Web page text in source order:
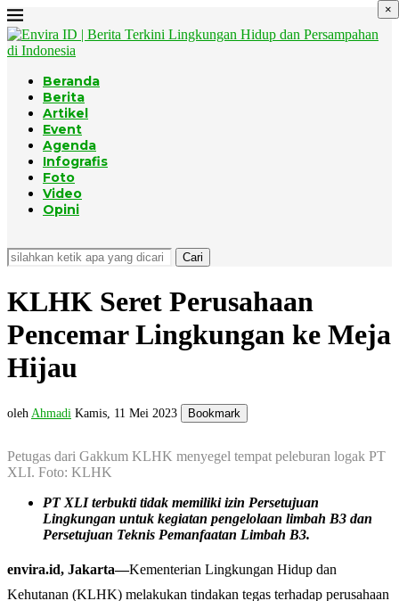
Beranda
Berita
Artikel
Event
Agenda
Infografis
Foto
Video
Opini
Cari
KLHK Seret Perusahaan
Pencemar Lingkungan ke Meja
Hijau
oleh Ahmadi Kamis, 11 Mei 2023 Bookmark
Petugas dari Gakkum KLHK menyegel tempat peleburan logak PT
XLI. Foto: KLHK
PT XLI terbukti tidak memiliki izin Persetujuan
Lingkungan untuk kegiatan pengelolaan limbah B3 dan
Persetujuan Teknis Pemanfaatan Limbah B3.
envira.id, Jakarta—Kementerian Lingkungan Hidup dan
Kehutanan (KLHK) melakukan tindakan tegas terhadap perusahaan
×